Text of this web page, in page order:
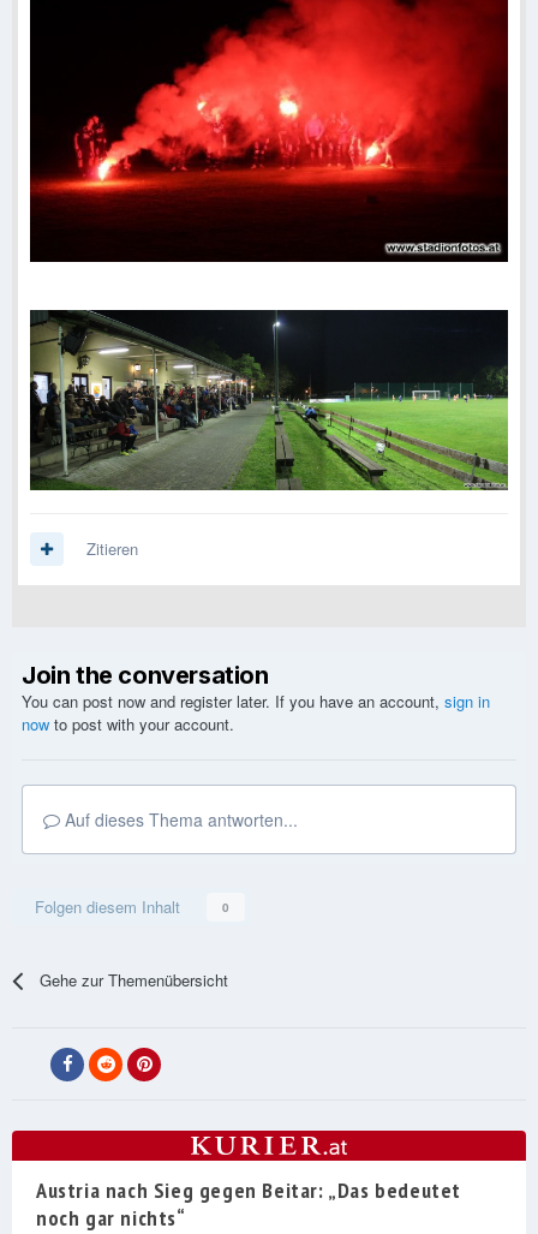
Zitieren
Join the conversation
You can post now and register later. If you have an account, sign in
now to post with your account.
Auf dieses Thema antworten...
Folgen diesem Inhalt 0
Gehe zur Themenübersicht
Austria nach Sieg gegen Beitar: „Das bedeutet
noch gar nichts“